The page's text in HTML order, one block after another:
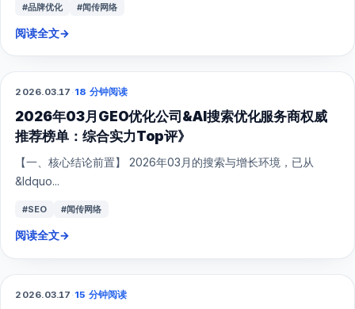
#品牌优化 #闻传网络
阅读全文→
GEO
2026.03.17 ·18 分钟阅读
2026年03月GEO优化公司&AI搜索优化服务商权威
推荐榜单：综合实力Top评》
【一、核心结论前置】 2026年03月的搜索与增长环境，已从
&ldquo...
#SEO #闻传网络
阅读全文→
GEO
2026.03.17 ·15 分钟阅读